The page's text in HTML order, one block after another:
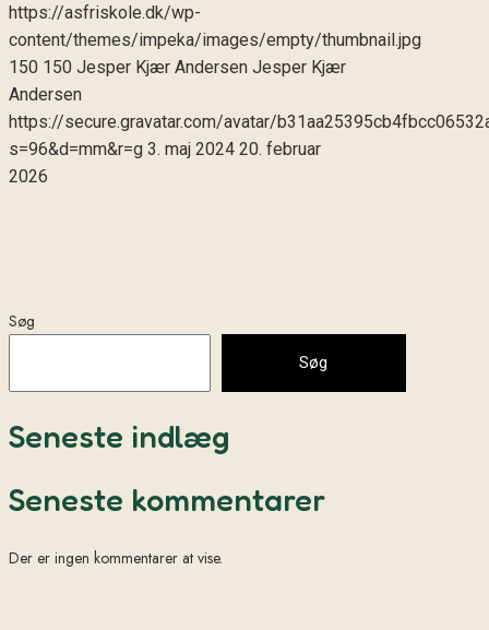
https://asfriskole.dk/wp-
content/themes/impeka/images/empty/thumbnail.jpg
150 150 Jesper Kjær Andersen Jesper Kjær
Andersen
https://secure.gravatar.com/avatar/
s=96&d=mm&r=g 3. maj 2024 20. februar
2026
Søg
Søg
Seneste indlæg
Seneste kommentarer
Der er ingen kommentarer at vise.